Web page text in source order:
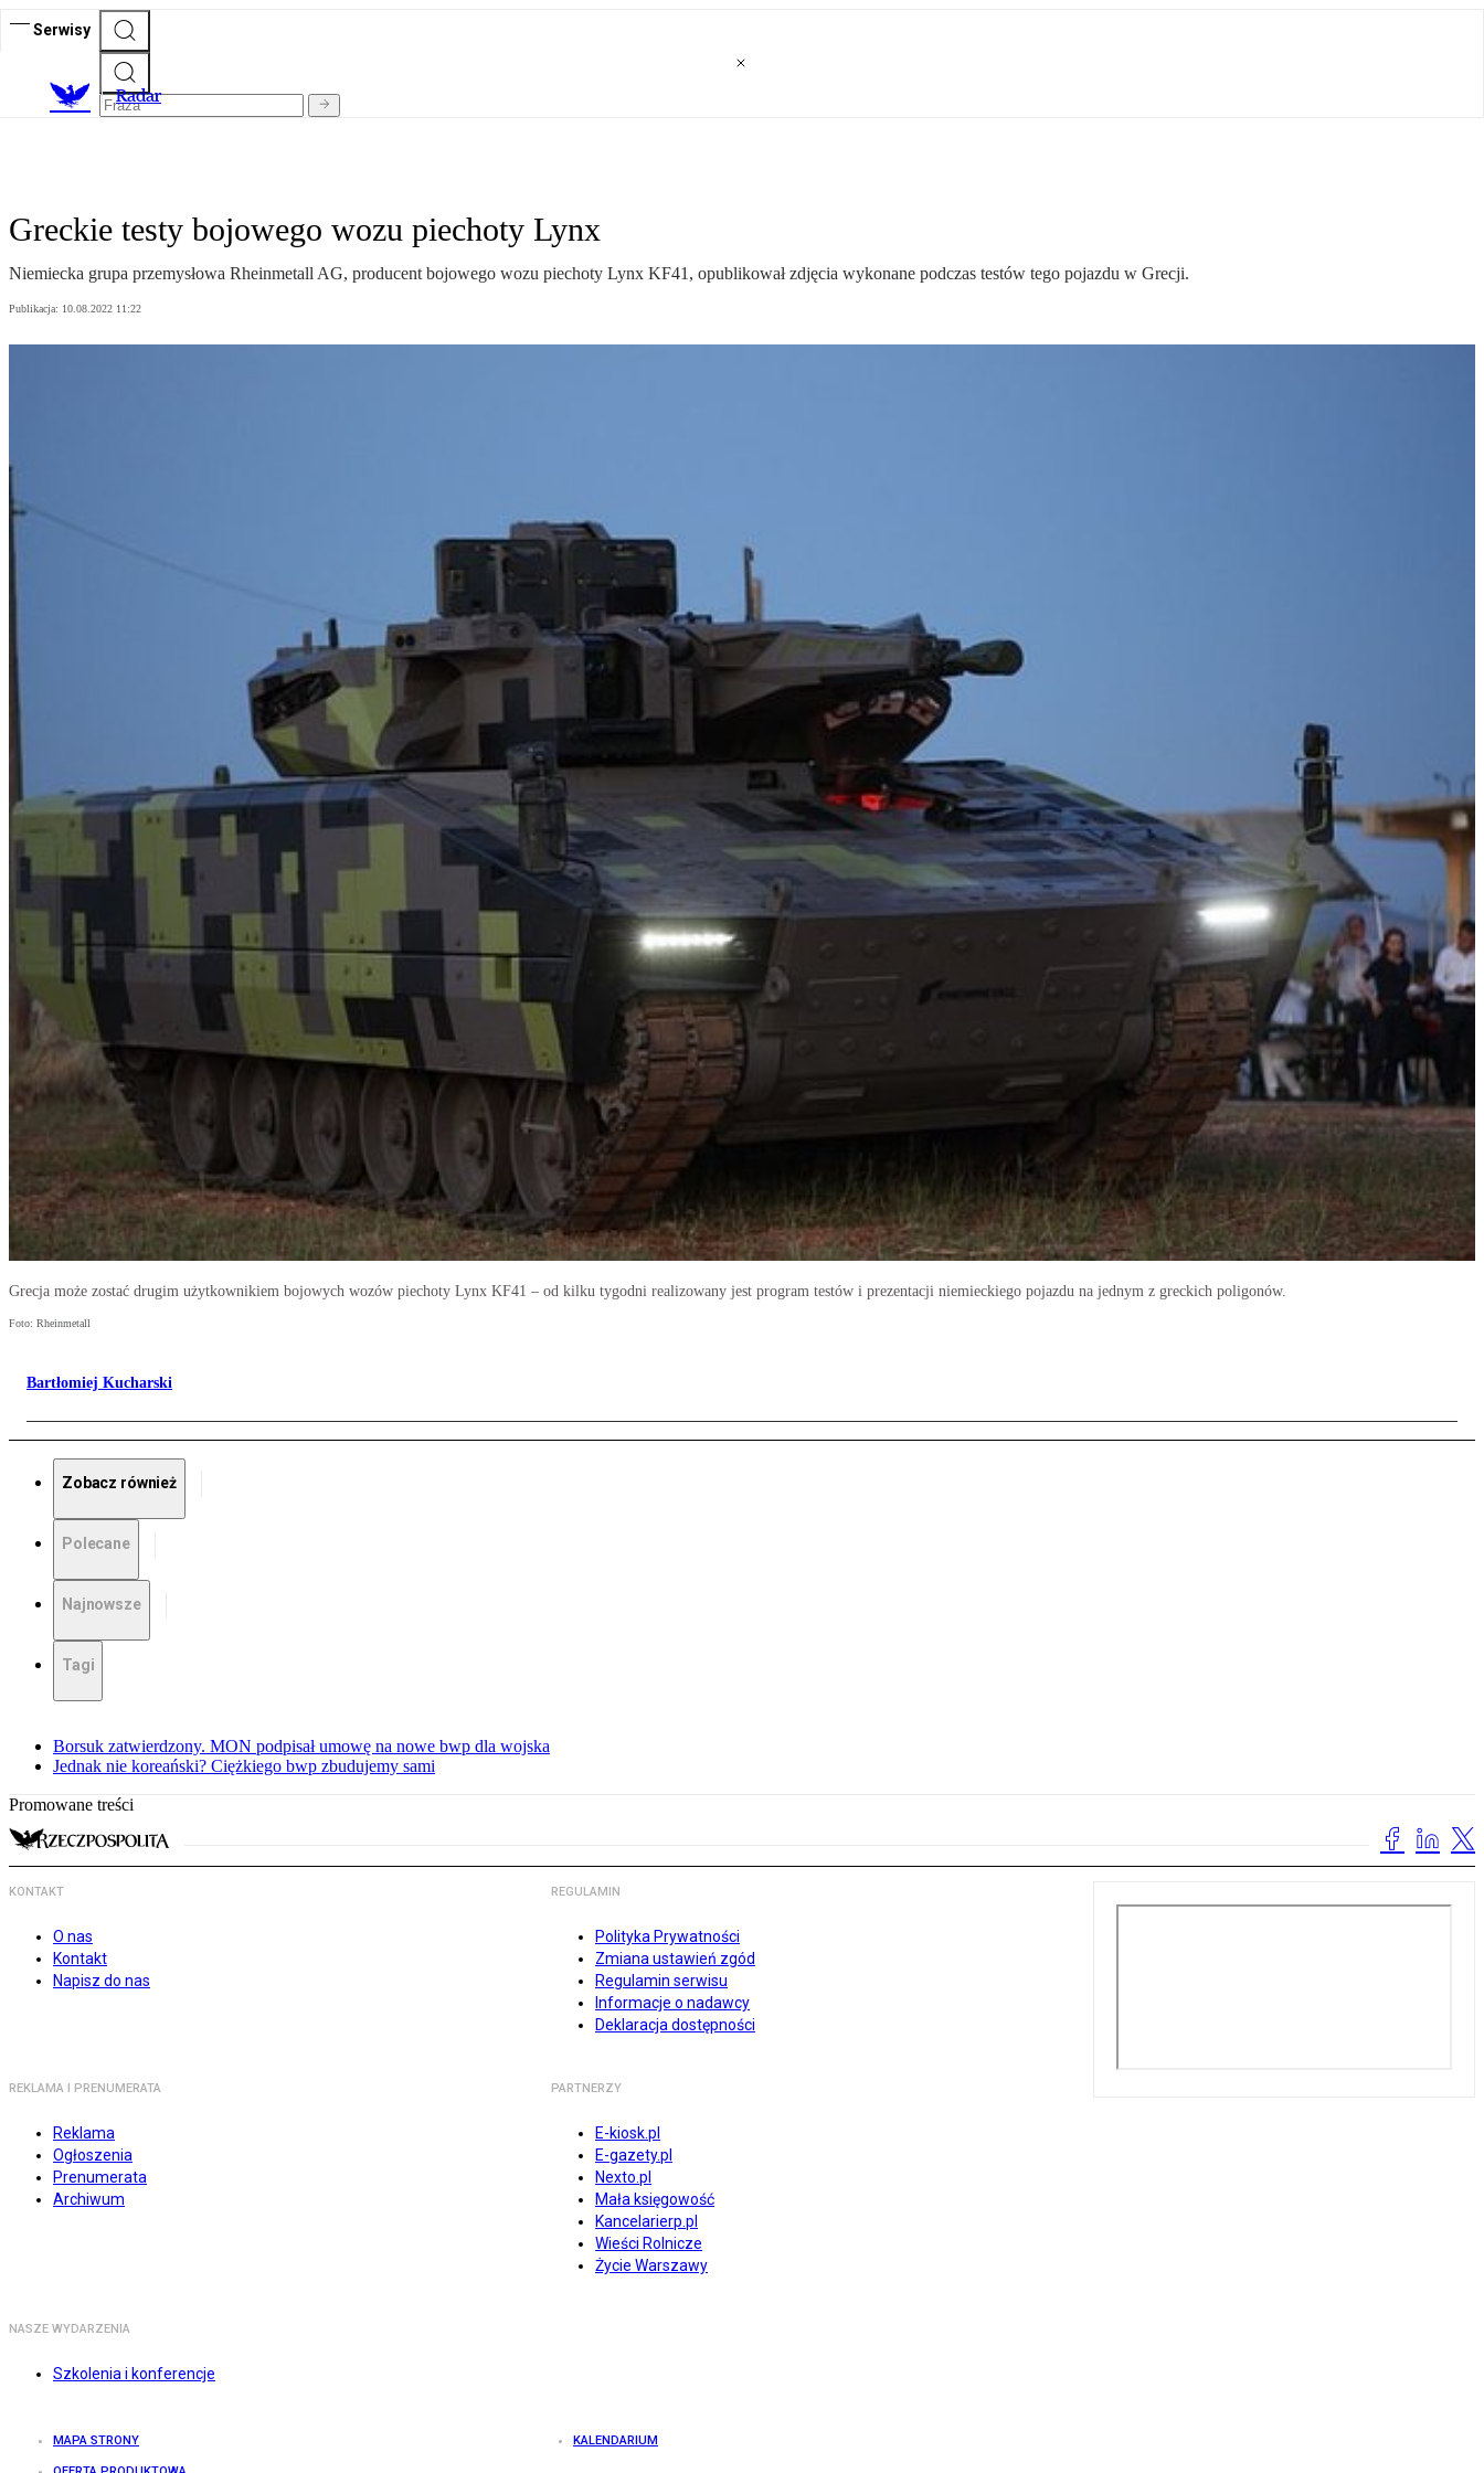
Serwisy
Radar
Greckie testy bojowego wozu piechoty Lynx
Niemiecka grupa przemysłowa Rheinmetall AG, producent bojowego wozu piechoty Lynx KF41, opublikował zdjęcia wykonane podczas testów tego pojazdu w Grecji.
Publikacja: 10.08.2022 11:22
Grecja może zostać drugim użytkownikiem bojowych wozów piechoty Lynx KF41 ‒ od kilku tygodni realizowany jest program testów i prezentacji niemieckiego pojazdu na jednym z greckich poligonów.
Foto: Rheinmetall
Bartłomiej Kucharski
Zobacz również
Polecane
Najnowsze
Tagi
Borsuk zatwierdzony. MON podpisał umowę na nowe bwp dla wojska
Jednak nie koreański? Ciężkiego bwp zbudujemy sami
Promowane treści
KONTAKT
O nas
Kontakt
Napisz do nas
REGULAMIN
Polityka Prywatności
Zmiana ustawień zgód
Regulamin serwisu
Informacje o nadawcy
Deklaracja dostępności
REKLAMA I PRENUMERATA
Reklama
Ogłoszenia
Prenumerata
Archiwum
PARTNERZY
E-kiosk.pl
E-gazety.pl
Nexto.pl
Mała księgowość
Kancelarierp.pl
Wieści Rolnicze
Życie Warszawy
NASZE WYDARZENIA
Szkolenia i konferencje
MAPA STRONY KALENDARIUM